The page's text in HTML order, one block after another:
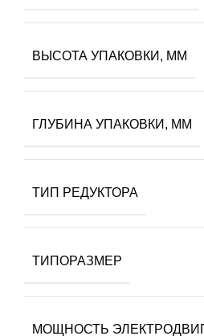
ВЫСОТА УПАКОВКИ, ММ
ГЛУБИНА УПАКОВКИ, ММ
ТИП РЕДУКТОРА
ТИПОРАЗМЕР
МОЩНОСТЬ